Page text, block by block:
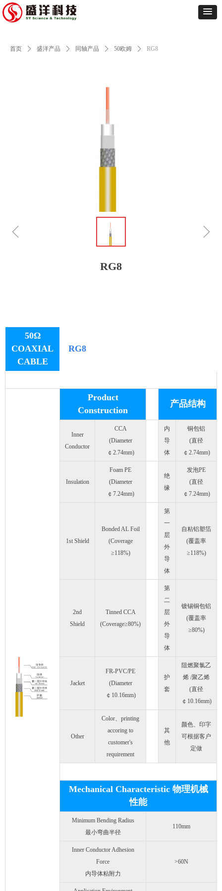
首页 ꄲ 盛洋产品 ꄲ 同轴产品 ꄲ 50欧姆 ꄲ RG8
ꁆ ꁇ
RG8
50Ω
COAXIAL
CABLE
RG8
Product
Construction
产品结构
Inner
Conductor
CCA
(Diameter
￠2.74mm)
内
导
体
铜包铝
(直径
￠2.74mm)
Insulation
Foam PE
(Diameter
￠7.24mm)
绝
缘
发泡PE
(直径
￠7.24mm)
1st Shield
Bonded AL Foil
(Coverage
≥118%)
第
一
层
外
导
体
自粘铝塑箔
(覆盖率
≥118%)
2nd
Shield
Tinned CCA
(Coverage≥80%)
第
二
层
外
导
体
镀锡铜包铝
(覆盖率
≥80%)
Jacket
FR-PVC/PE
(Diameter
￠10.16mm)
护
套
阻燃聚氯乙
烯 /聚乙烯
(直径
￠10.16mm)
Other
Color、printing
accoring to
customer's
requirement
其
他
颜色、印字
可根据客户
定做
Mechanical Characteristic 物理机械
性能
Minimum Bending Radius
最小弯曲半径
110mm
Inner Conductor Adhesion
Force
内导体粘附力
>60N